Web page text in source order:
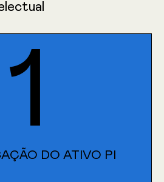
1
DO ATIVO PI